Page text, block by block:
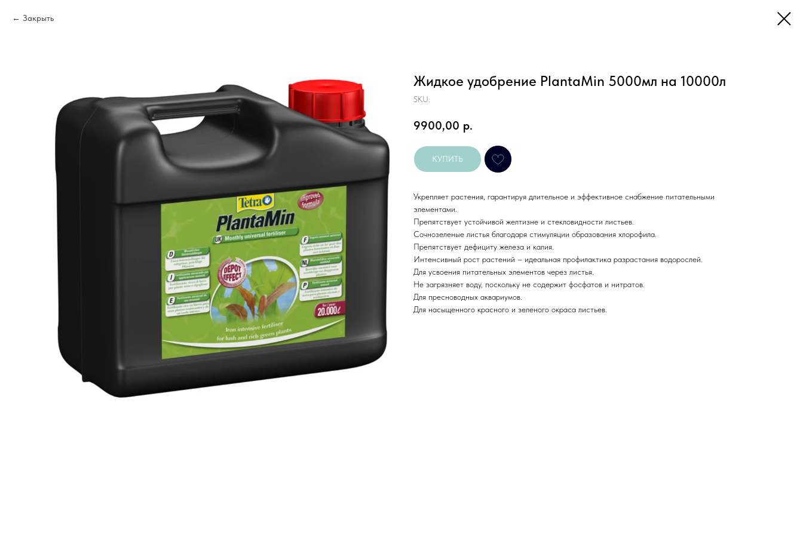
Закрыть
Жидкое удобрение PlantaMin 5000мл на 10000л
SKU:
9900,00 р.
КУПИТЬ
Укрепляет растения, гарантируя длительное и эффективное снабжение питательными
элементами.
Препятствует устойчивой желтизне и стекловидности листьев.
Сочнозеленые листья благодаря стимуляции образования хлорофила.
Препятствует дефициту железа и калия.
Интенсивный рост растений – идеальная профилактика разрастания водорослей.
Для усвоения питательных элементов через листья.
Не загрязняет воду, поскольку не содержит фосфатов и нитратов.
Для пресноводных аквариумов.
Для насыщенного красного и зеленого окраса листьев.